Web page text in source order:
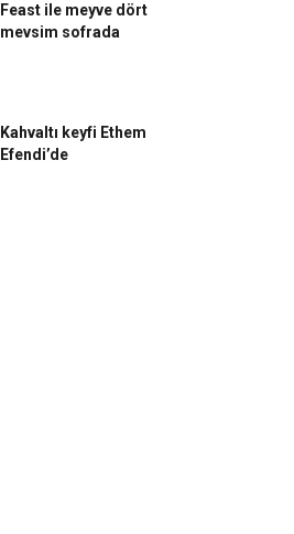
Feast ile meyve dört
mevsim sofrada
Kahvaltı keyfi Ethem
Efendi’de